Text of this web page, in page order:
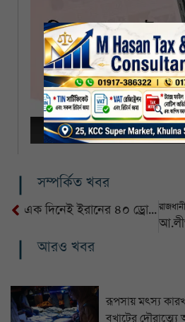
সম্পর্কিত খবর
এক দিনেই ইরানের ৪০ ড্রোন ভূপাতিত করার দাবি ইসরায়েলের
আরও খবর
রূপসায় মৎস্য
বখাটের দৌরাত্ম্যে